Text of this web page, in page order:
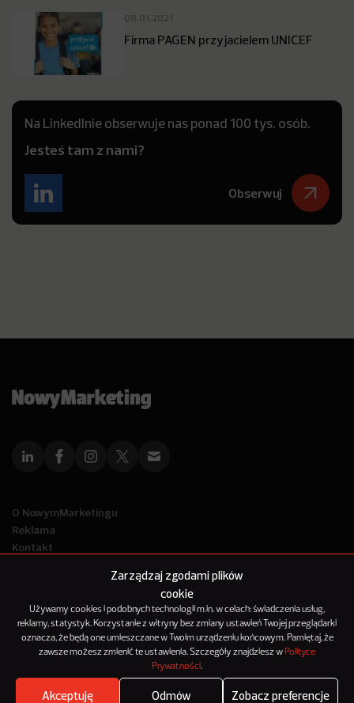
Zarządzaj zgodami plików
cookie
Używamy cookies i podobnych technologii m.in. w celach: świadczenia usług,
reklamy, statystyk. Korzystanie z witryny bez zmiany ustawień Twojej przeglądarki
oznacza, że będą one umieszczane w Twoim urządzeniu końcowym. Pamiętaj, że
zawsze możesz zmienić te ustawienia. Szczegóły znajdziesz w Polityce
Prywatności.
Akceptuję Odmów Zobacz preferencje
08.01.2021
Firma PAGEN przyjacielem UNICEF
Na LinkedInie obserwuje nas ponad 100 tys. osób.
Jesteś tam z nami?
Obserwuj
O NowymMarketingu
Reklama
Kontakt
© 2012-2025
NowyMarketing jest marką 143Media Sp. z o.o.